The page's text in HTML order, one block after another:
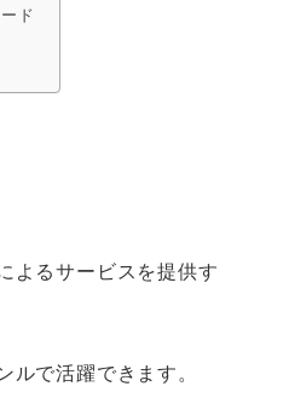
ド
よるサービスを提供す
で活躍できます。